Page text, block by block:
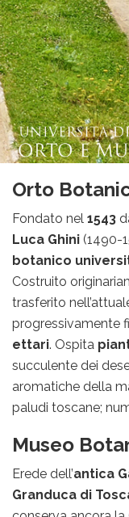
Orto
Fondato nel 1543
Luca Ghini (1490-
botanico
Costruito
trasferito
progressivamente
ettari. Ospita
succulente dei
aromatiche della
paludi toscane;
Museo
Erede dell’antica
Granduca di